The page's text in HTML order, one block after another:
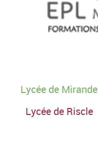
Lycée de Mirande
Lycée de Riscle